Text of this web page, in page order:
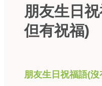
朋友生日
但有祝福)
朋友生日祝福語(